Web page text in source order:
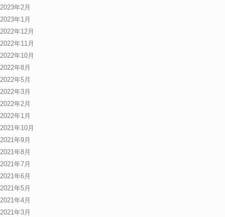
2023年2月
2023年1月
2022年12月
2022年11月
2022年10月
2022年8月
2022年5月
2022年3月
2022年2月
2022年1月
2021年10月
2021年9月
2021年8月
2021年7月
2021年6月
2021年5月
2021年4月
2021年3月